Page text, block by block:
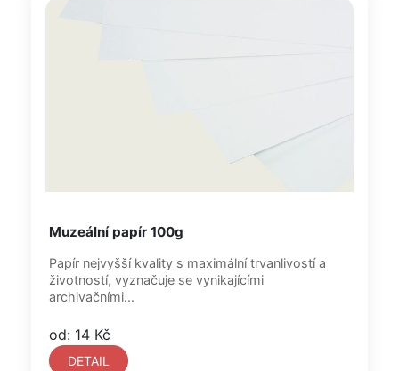
Muzeální papír 100g
Papír nejvyšší kvality s maximální trvanlivostí a
životností, vyznačuje se vynikajícími
archivačními...
od: 14 Kč
DETAIL